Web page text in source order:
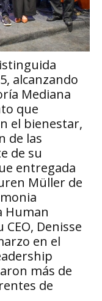
alcanzando
Mediana
que
el bienestar,
de las
de su
entregada
Müller de
Human
Denisse
en el
más de
de